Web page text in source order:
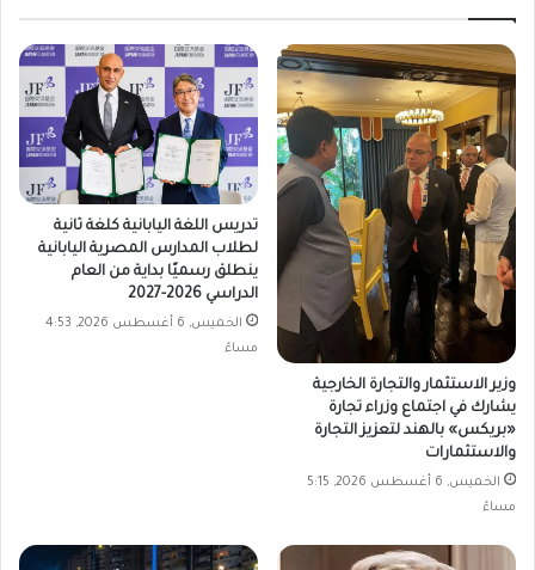
وزير الاستثمار والتجارة الخارجية
يشارك في اجتماع وزراء تجارة
«بريكس» بالهند لتعزيز التجارة
والاستثمارات
الخميس, 6 أغسطس 2026, 5:15
مساءً
تدريس اللغة اليابانية كلغة ثانية
لطلاب المدارس المصرية اليابانية
ينطلق رسميًا بداية من العام
الدراسي 2026-2027
الخميس, 6 أغسطس 2026, 4:53
مساءً